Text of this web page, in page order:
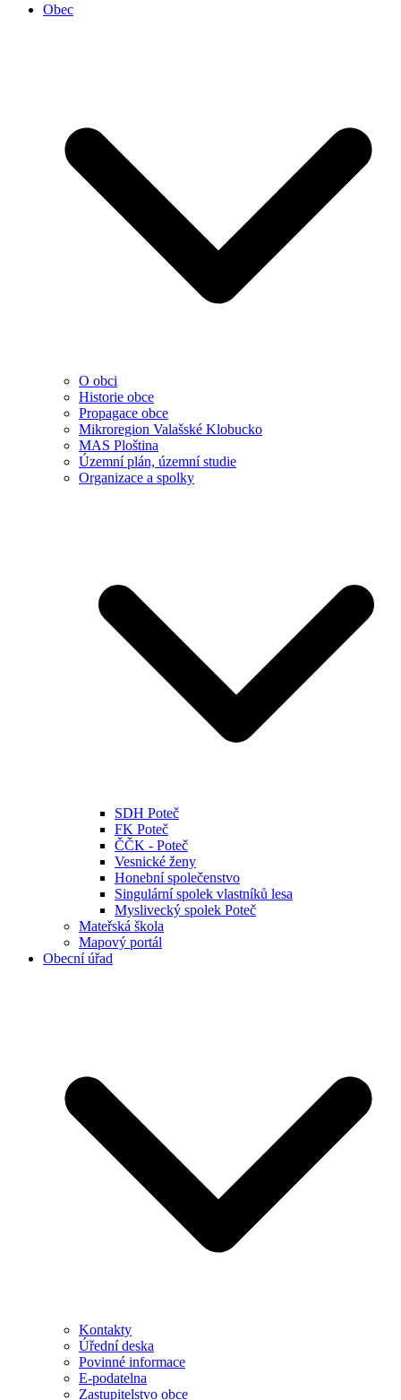
Obec
O obci
Historie obce
Propagace obce
Mikroregion Valašské Klobucko
MAS Ploština
Územní plán, územní studie
Organizace a spolky
SDH Poteč
FK Poteč
ČČK - Poteč
Vesnické ženy
Honební společenstvo
Singulární spolek vlastníků lesa
Myslivecký spolek Poteč
Mateřská škola
Mapový portál
Obecní úřad
Kontakty
Úřední deska
Povinné informace
E-podatelna
Zastupitelstvo obce